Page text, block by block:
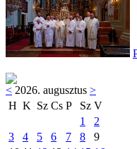
< 2026. augusztus >
H K Sz Cs P Sz V
1
2
3
4 5 6 7 8
9